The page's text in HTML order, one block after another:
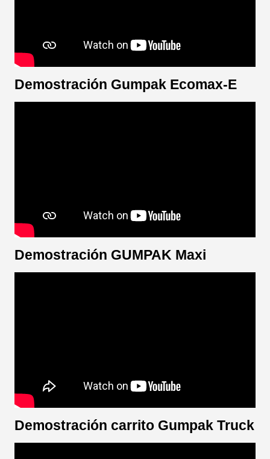
Demostración Gumpak Ecomax-E
Demostración GUMPAK Maxi
Demostración carrito Gumpak Truck